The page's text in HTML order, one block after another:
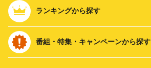
ランキングから探す
番組・特集・キャンペーンから探す